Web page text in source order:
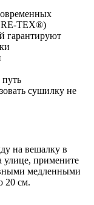
TEX®)
гарантируют
сушилку не
на вешалку в
примените
медленными
20 см.